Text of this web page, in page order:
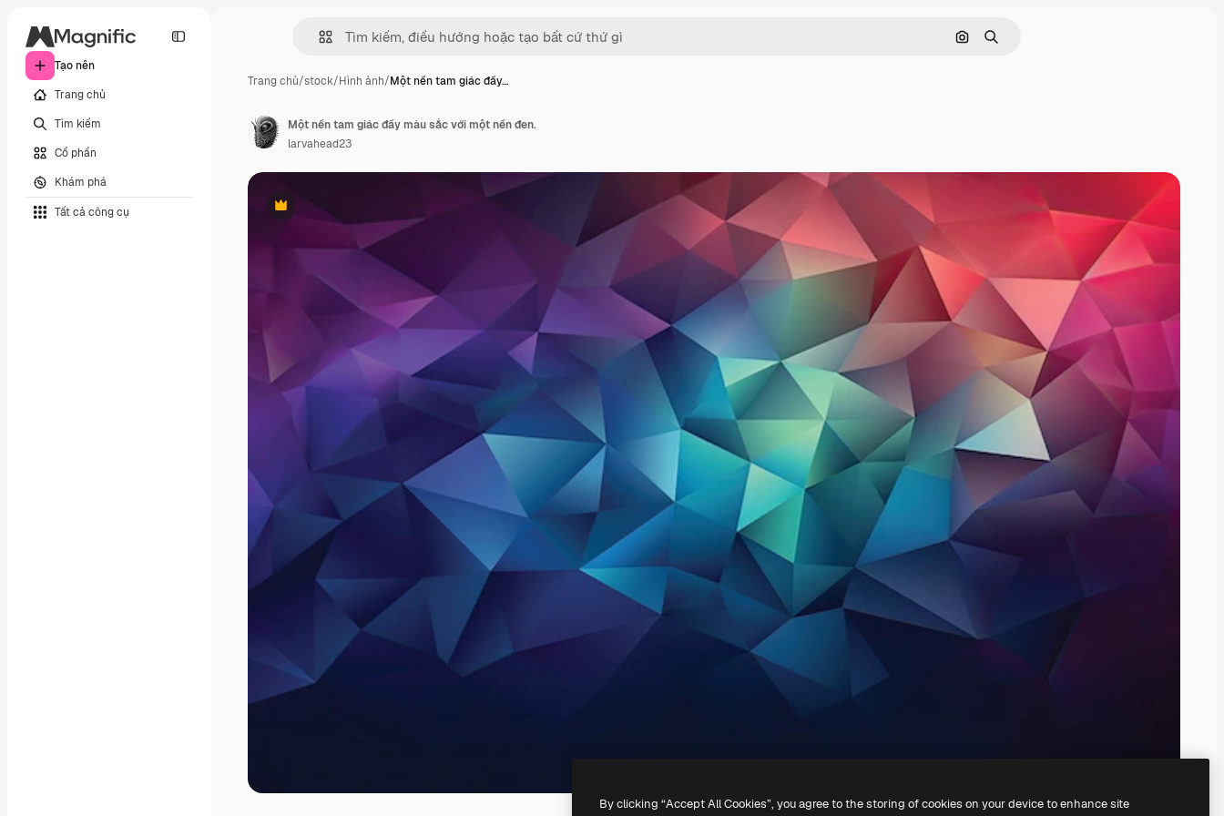
Tạo nên
Trang chủ
Tìm kiếm
Cổ phần
Khám phá
Tất cả công cụ
Tìm kiếm bằng hình ảnh
Tìm kiếm
Trang chủ/stock/Hình ảnh/Một nền tam giác đầy…
Phần thưởng
Một nền tam giác đầy màu sắc với một nền đen.
larvahead23
By clicking “Accept All Cookies”, you agree to the storing of cookies on your device to enhance site